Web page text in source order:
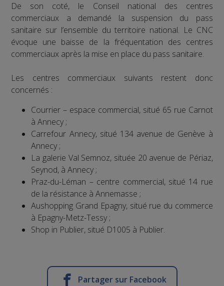
De son coté, le Conseil national des centres
commerciaux a demandé la suspension du pass
sanitaire sur l’ensemble du territoire national. Le CNC
évoque une baisse de la fréquentation des centres
commerciaux après la mise en place du pass sanitaire.
Les centres commerciaux suivants restent donc
concernés :
Courrier – espace commercial, situé 65 rue Carnot
à Annecy ;
Carrefour Annecy, situé 134 avenue de Genève à
Annecy ;
La galerie Val Semnoz, située 20 avenue de Périaz,
Seynod, à Annecy ;
Praz-du-Léman – centre commercial, situé 14 rue
de la résistance à Annemasse ;
Aushopping Grand Epagny, situé rue du commerce
à Epagny-Metz-Tessy ;
Shop in Publier, situé D1005 à Publier.
Partager sur Facebook